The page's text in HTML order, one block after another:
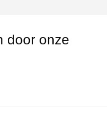
door onze